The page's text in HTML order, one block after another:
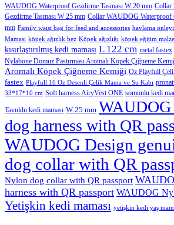
WAUDOG Waterproof Gezdirme Tasması W 20 mm Collar
Gezdirme Tasması W 25 mm Collar WAUDOG Waterproof
mm Family waist bag for feed and accessories havlama
Maması köpek ağızlık bez Köpek ağızlığı köpek eğitim
kısırlaştırılmış kedi maması L 122 cm metal fastex
Nylabone Domuz Pastırması Aromalı Köpek Çiğneme
Aromalı Köpek Çiğneme Kemiği Oz Playfull
fastex Playfull 16 Oz Desenli Çelik Mama ve Su Kabı
33*17*10 cm Soft harness AiryVest ONE somonlu kedi
Tavuklu kedi maması W 25 mm
dog harness with QR
WAUDOG Design
dog collar with QR
Nylon dog collar with QR passport
harness with QR passport WAUDOG
Yetişkin kedi maması yetişkin kedi yaş